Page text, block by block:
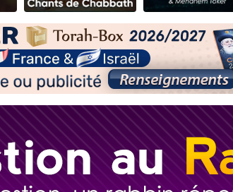
de nous rejoindre sur WhatsApp
de nous rejoindre sur WhatsApp
de faire un don pour 5 jours de vacances aux
son Maasser
de demander une bénédiction
de nous rejoindre sur WhatsApp
de faire un don pour Sauvez la jambe de Yohan
pour étudier en groupe sur Zoom